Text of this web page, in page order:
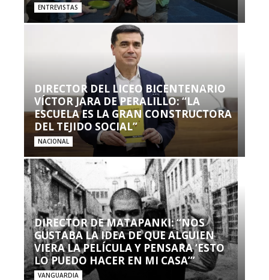
ENTREVISTAS
DIRECTOR DEL LICEO BICENTENARIO
VÍCTOR JARA DE PERALILLO: “LA
ESCUELA ES LA GRAN CONSTRUCTORA
DEL TEJIDO SOCIAL”
NACIONAL
DIRECTOR DE MATAPANKI: “NOS
GUSTABA LA IDEA DE QUE ALGUIEN
VIERA LA PELÍCULA Y PENSARA ‘ESTO
LO PUEDO HACER EN MI CASA’”
VANGUARDIA